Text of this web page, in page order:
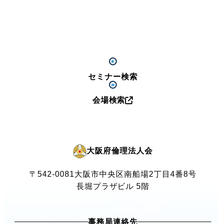
セミナー検索
会場検索
大阪府倫理法人会
〒542-0081大阪市中央区南船場2丁目4番8号
長堀プラザビル 5階
事務局連絡先